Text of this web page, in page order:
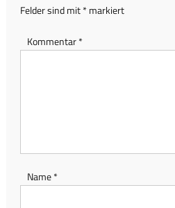
Felder sind mit*markiert
Kommentar*
Name*